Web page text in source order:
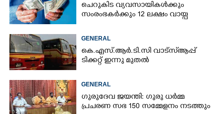
ചെറുകിട വ്യവസായികൾക്കും
സംരംഭകർക്കും 12 ലക്ഷം വായ്പ
GENERAL
കെ.എസ്.ആർ.ടി.സി വാട്സ്ആപ്പ്
ടിക്കറ്റ് ഇന്നു മുതൽ
GENERAL
ഗുരുദേവ ജയന്തി: ഗുരു ധർമ്മ
പ്രചരണ സഭ 150 സമ്മേളനം നടത്തും